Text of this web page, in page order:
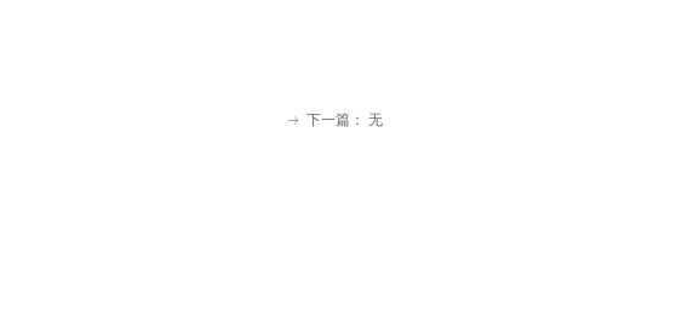
ꁹ 下一篇： 无